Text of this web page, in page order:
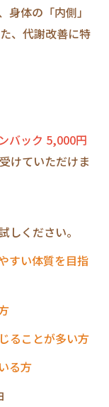
体の「内側」
、代謝改善に特
バック 5,000円
けていただけま
しください。
すい体質を目指
ることが多い方
る方